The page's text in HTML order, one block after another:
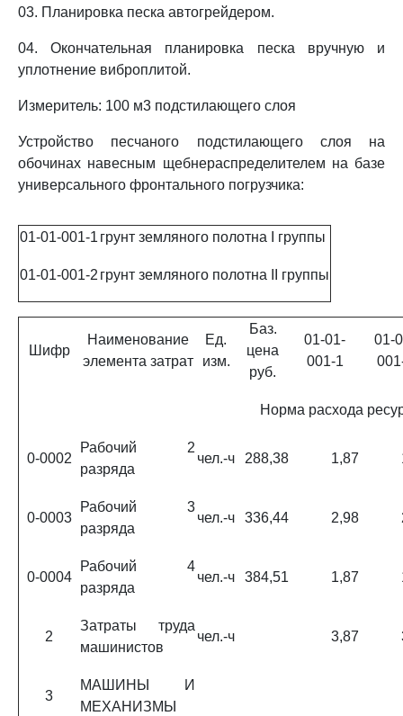
03. Планировка песка автогрейдером.
04. Окончательная планировка песка вручную и
уплотнение виброплитой.
Измеритель: 100 м3 подстилающего слоя
Устройство песчаного подстилающего слоя на
обочинах навесным щебнераспределителем на базе
универсального фронтального погрузчика:
01-01-001-1 грунт земляного полотна I группы
01-01-001-2 грунт земляного полотна II группы
Шифр
Наименование
элемента затрат
Ед.
изм.
Баз.
цена
руб.
01-01-
001-1
01-
Норма расхода
0-0002
Рабочий 2
разряда
чел.-ч 288,38 1,87
0-0003
Рабочий 3
разряда
чел.-ч 336,44 2,98
0-0004
Рабочий 4
разряда
чел.-ч 384,51 1,87
2
Затраты труда
машинистов
чел.-ч 3,87
3
МАШИНЫ И
МЕХАНИЗМЫ